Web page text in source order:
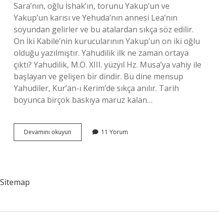
Sara’nın, oğlu İshak’ın, torunu Yakup’un ve
Yakup’un karısı ve Yehuda’nın annesi Lea’nın
soyundan gelirler ve bu atalardan sıkça söz edilir.
On İki Kabile’nin kurucularının Yakup’un on iki oğlu
olduğu yazılmıştır. Yahudilik ilk ne zaman ortaya
çıktı? Yahudilik, M.Ö. XIII. yüzyıl Hz. Musa’ya vahiy ile
başlayan ve gelişen bir dindir. Bu dine mensup
Yahudiler, Kur’an-ı Kerim’de sıkça anılır. Tarih
boyunca birçok baskıya maruz kalan…
Devamını okuyun Yahudilik
Hangi
11 Yorum
Sitemap